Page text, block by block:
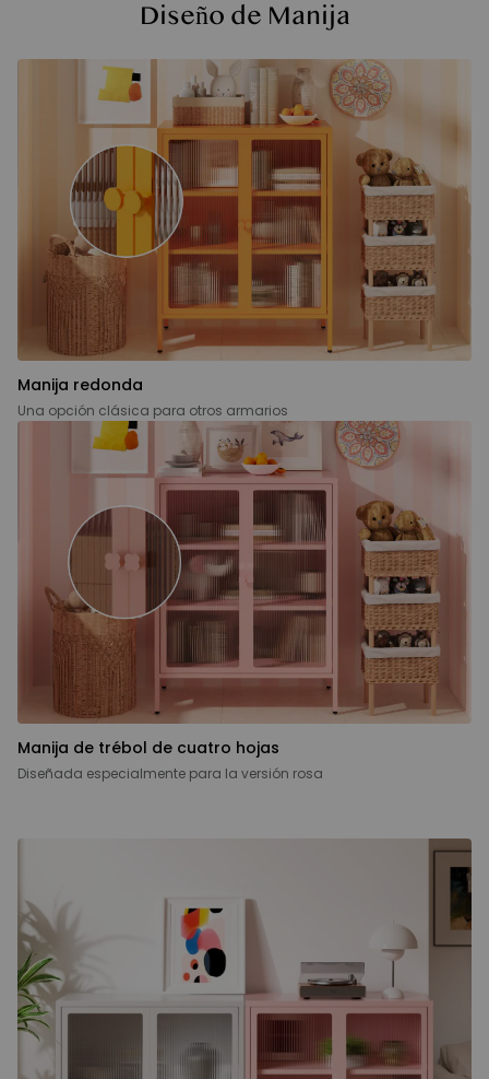
Diseño de Manija
Manija redonda
Una opción clásica para otros armarios
Manija de trébol de cuatro hojas
Diseñada especialmente para la versión rosa